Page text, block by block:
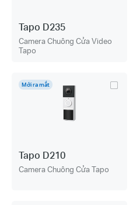
Tapo D235
Camera Chuông Cửa Video
Tapo
Mới ra mắt
Tapo D210
Camera Chuông Cửa Tapo